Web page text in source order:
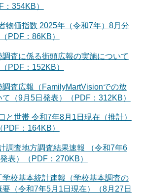
354KB）
物価指数 2025年（令和7年）8月分
PDF：86KB）
査に係る街頭広報の実施について
PDF：152KB）
調査広報（FamilyMartVisionでの放
（9月5日発表）（PDF：312KB）
と世帯 令和7年8月1日現在（推計）
PDF：164KB）
調査地方調査結果速報 （令和7年6
表）（PDF：270KB）
学校基本統計速報（学校基本調査の
（令和7年5月1日現在）（8月27日